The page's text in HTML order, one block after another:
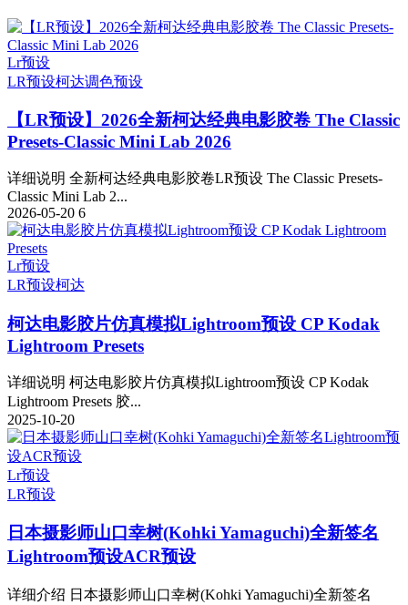
Lr预设
LR预设柯达调色预设
【LR预设】2026全新柯达经典电影胶卷 The Classic
Presets-Classic Mini Lab 2026
详细说明 全新柯达经典电影胶卷LR预设 The Classic Presets-
Classic Mini Lab 2...
2026-05-20 6
Lr预设
LR预设柯达
柯达电影胶片仿真模拟Lightroom预设 CP Kodak
Lightroom Presets
详细说明 柯达电影胶片仿真模拟Lightroom预设 CP Kodak
Lightroom Presets 胶...
2025-10-20
Lr预设
LR预设
日本摄影师山口幸树(Kohki Yamaguchi)全新签名
Lightroom预设ACR预设
详细介绍 日本摄影师山口幸树(Kohki Yamaguchi)全新签名